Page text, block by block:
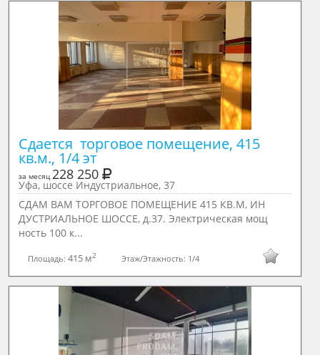
Сдается  торговое помещение, 415
кв.м., 1/4 эт
за месяц 228 250
Уфа, шоссе Индустриальное, 37
СДАМ ВАМ ТОРГОВОЕ ПОМЕЩЕНИЕ 415 КВ.М, ИН
ДУСТРИАЛЬНОЕ ШОССЕ, д.37. Электрическая мощ
ность 100 к...
Площадь: 415 м2 Этаж/Этажность: 1/4